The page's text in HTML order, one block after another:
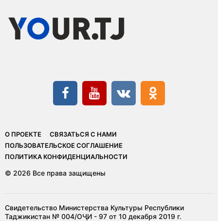
О ПРОЕКТЕ
СВЯЗАТЬСЯ С НАМИ
ПОЛЬЗОВАТЕЛЬСКОЕ СОГЛАШЕНИЕ
ПОЛИТИКА КОНФИДЕНЦИАЛЬНОСТИ
© 2026 Все права защищены
Свидетельство Министерства Культуры Республики
Таджикистан № 004/ОҶИ - 97 от 10 декабря 2019 г.